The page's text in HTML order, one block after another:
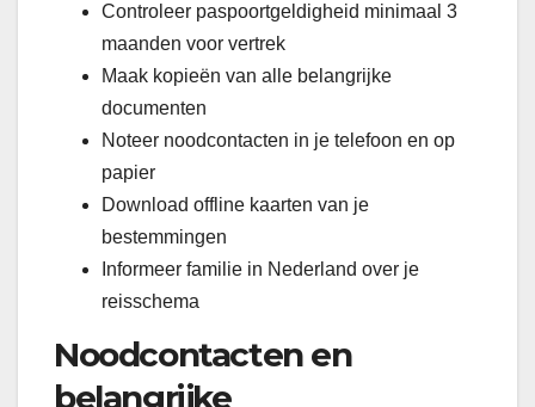
Controleer paspoortgeldigheid minimaal 3
maanden voor vertrek
Maak kopieën van alle belangrijke
documenten
Noteer noodcontacten in je telefoon en op
papier
Download offline kaarten van je
bestemmingen
Informeer familie in Nederland over je
reisschema
Noodcontacten en
belangrijke